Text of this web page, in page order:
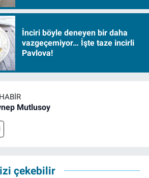
İnciri böyle deneyen bir daha
vazgeçemiyor… İşte taze incirli
Pavlova!
Mutlusoy
çekebilir